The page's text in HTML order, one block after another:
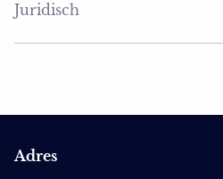
Juridisch
Adres